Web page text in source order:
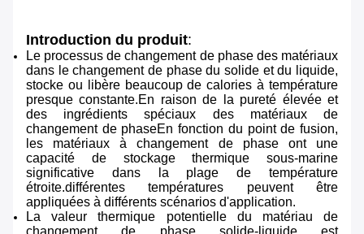
Introduction du produit:
Le processus de changement de phase des matériaux
dans le changement de phase du solide et du liquide,
stocke ou libère beaucoup de calories à température
presque constante.En raison de la pureté élevée et
des ingrédients spéciaux des matériaux de
changement de phaseEn fonction du point de fusion,
les matériaux à changement de phase ont une
capacité de stockage thermique sous-marine
significative dans la plage de température
étroite.différentes températures peuvent être
appliquées à différents scénarios d'application.
La valeur thermique potentielle du matériau de